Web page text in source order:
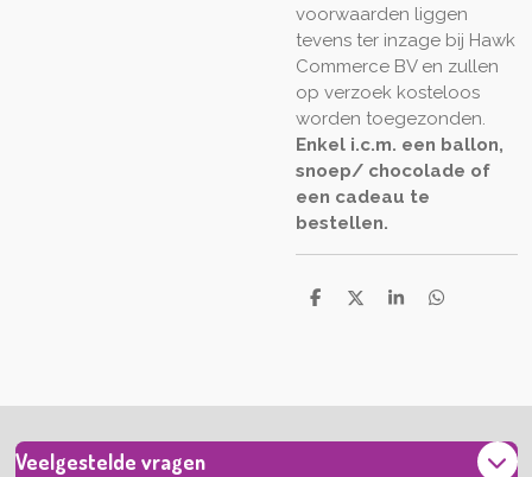
voorwaarden liggen
tevens ter inzage bij Hawk
Commerce BV en zullen
op verzoek kosteloos
worden toegezonden.
Enkel i.c.m. een ballon,
snoep/ chocolade of
een cadeau te
bestellen.
D
D
S
D
Veelgestelde vragen